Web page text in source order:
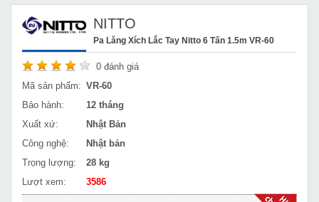
NITTO
Pa Lăng Xích Lắc Tay Nitto 6 Tấn 1.5m VR-60
0 đánh giá
Mã sản phẩm: VR-60
Bảo hành:
12 tháng
Xuất xứ:
Nhật Bản
Công nghệ:
Nhật bản
Trọng lượng:
28 kg
Lượt xem:
3586